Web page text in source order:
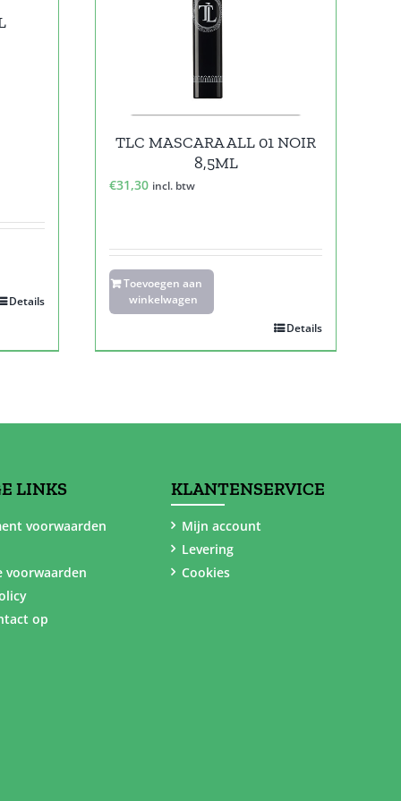
Details
TLC MASCARA ALL 01 NOIR
8,5ML
€31,30 incl. btw
Toevoegen aan
winkelwagen
Details
LINKS
voorwaarden
voorwaarden
op
KLANTENSERVICE
Mijn account
Levering
Cookies